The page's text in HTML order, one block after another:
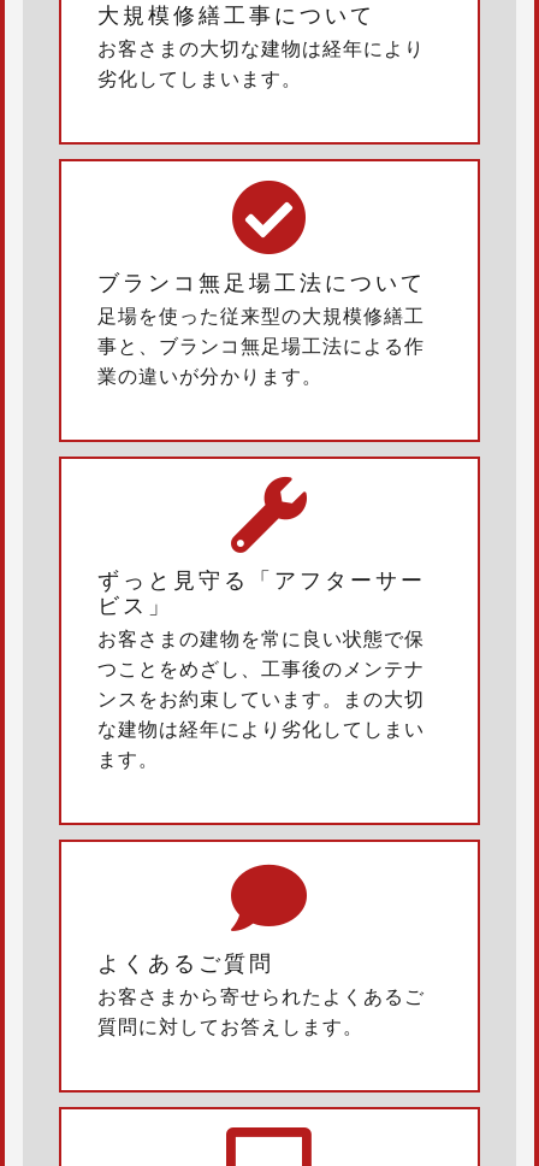
大規模修繕工事について
お客さまの大切な建物は経年により
劣化してしまいます。
ブランコ無足場工法について
足場を使った従来型の大規模修繕工
事と、ブランコ無足場工法による作
業の違いが分かります。
ずっと見守る「アフターサー
ビス」
お客さまの建物を常に良い状態で保
つことをめざし、工事後のメンテナ
ンスをお約束しています。まの大切
な建物は経年により劣化してしまい
ます。
よくあるご質問
お客さまから寄せられたよくあるご
質問に対してお答えします。